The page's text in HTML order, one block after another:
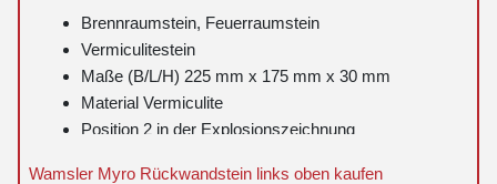
Brennraumstein, Feuerraumstein
Vermiculitestein
Maße (B/L/H) 225 mm x 175 mm x 30 mm
Material Vermiculite
Position 2 in der Explosionszeichnung
Wamsler Myro Rückwandstein links oben kaufen